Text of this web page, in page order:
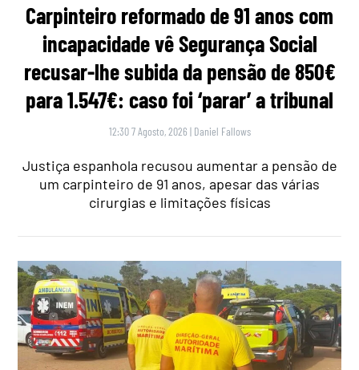
Carpinteiro reformado de 91 anos com
incapacidade vê Segurança Social
recusar-lhe subida da pensão de 850€
para 1.547€: caso foi ‘parar’ a tribunal
12:30 7 Agosto, 2026 | Daniel Fallows
Justiça espanhola recusou aumentar a pensão de
um carpinteiro de 91 anos, apesar das várias
cirurgias e limitações físicas